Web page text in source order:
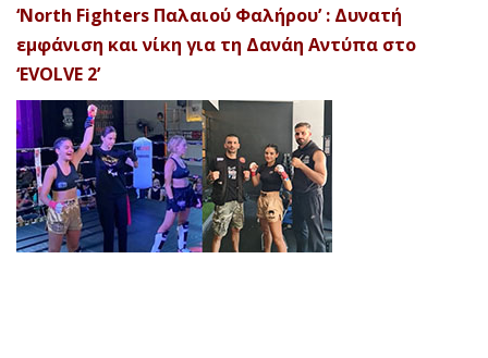
‘North Fighters Παλαιού Φαλήρου’ : Δυνατή
εμφάνιση και νίκη για τη Δανάη Αντύπα στο
‘EVOLVE 2’